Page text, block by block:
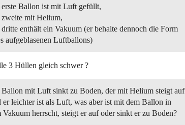
Ballon ist mit Luft gefüllt,
mit Helium,
enthält ein Vakuum (er behalte dennoch die Form
aufgeblasenen Luftballons)
3 Hüllen gleich schwer ?
mit Luft sinkt zu Boden, der mit Helium steigt auf
er leichter ist als Luft, was aber ist mit dem Ballon in
Vakuum herrscht, steigt er auf oder sinkt er zu Boden?